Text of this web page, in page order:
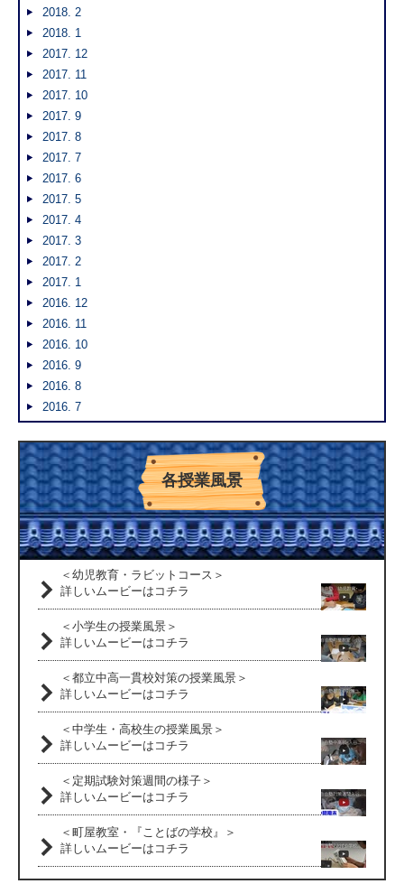
2018. 2
2018. 1
2017. 12
2017. 11
2017. 10
2017. 9
2017. 8
2017. 7
2017. 6
2017. 5
2017. 4
2017. 3
2017. 2
2017. 1
2016. 12
2016. 11
2016. 10
2016. 9
2016. 8
2016. 7
各授業風景
＜幼児教育・ラビットコース＞
詳しいムービーはコチラ
＜小学生の授業風景＞
詳しいムービーはコチラ
＜都立中高一貫校対策の授業風景＞
詳しいムービーはコチラ
＜中学生・高校生の授業風景＞
詳しいムービーはコチラ
＜定期試験対策週間の様子＞
詳しいムービーはコチラ
＜町屋教室・『ことばの学校』＞
詳しいムービーはコチラ